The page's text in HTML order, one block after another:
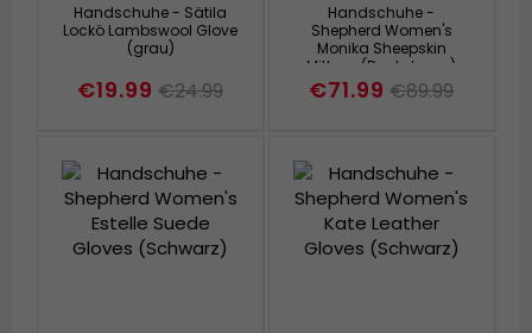
Handschuhe - Sätila
Lockö Lambswool Glove
(grau)
€19.99 €24.99
Handschuhe -
Shepherd Women's
Monika Sheepskin
Mittens (Dunkelgrau)
€71.99 €89.99